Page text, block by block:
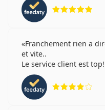
Franchement rien a
et vite..
Le service client est